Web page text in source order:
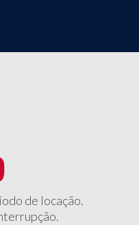
de locação.